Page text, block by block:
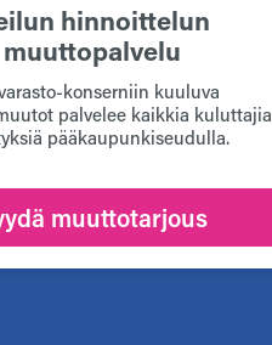
hinnoittelun
muuttopalvelu
konserniin kuuluva
palvelee kaikkia kuluttajia
pääkaupunkiseudulla.
muuttotarjous